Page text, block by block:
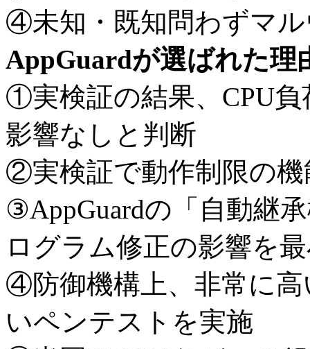
④未知・既知問わずマ
AppGuardが選ばれた理
①実検証の結果、CPU
影響なしと判断
②実検証で動作制限の
③AppGuardの「自動継
ログラム修正の影響を
④防御機構上、非常に
いペンテストを実施